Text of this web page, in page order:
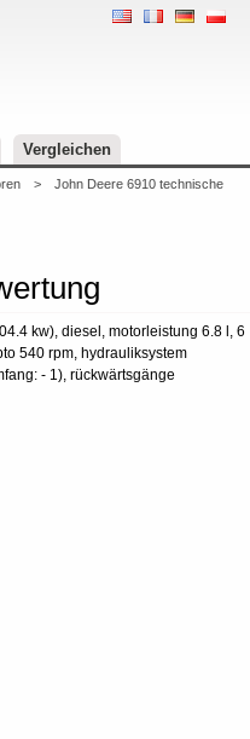
Vergleichen
>
John Deere 6910 technische
kw), diesel, motorleistung 6.8 l, 6
540 rpm, hydrauliksystem
- 1), rückwärtsgänge